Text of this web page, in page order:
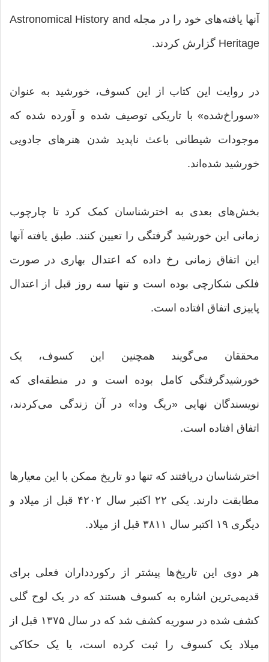
آنها یافته‌های خود را در مجله Astronomical History and
Heritage گزارش کردند.
در روایت این کتاب از این کسوف، خورشید به ‌عنوان
«سوراخ‌شده» با تاریکی توصیف شده و آورده شده که
موجودات شیطانی باعث ناپدید شدن هنرهای جادویی
خورشید شده‌اند.
بخش‌های بعدی به اخترشناسان کمک کرد تا چارچوب
زمانی این خورشید گرفتگی را تعیین کنند. طبق یافته آنها
این اتفاق زمانی رخ داده که اعتدال بهاری در صورت
فلکی شکارچی بوده است و تنها سه روز قبل از اعتدال
پاییزی اتفاق افتاده است.
محققان می‌گویند همچنین این کسوف، یک
خورشیدگرفتگی کامل بوده است و در منطقه‌ای که
نویسندگان نهایی «ریگ ودا» در آن زندگی می‌کردند،
اتفاق افتاده است.
اخترشناسان دریافتند که تنها دو تاریخ ممکن با این معیارها
مطابقت دارند. یکی ۲۲ اکتبر سال ۴۲۰۲ قبل از میلاد و
دیگری ۱۹ اکتبر سال ۳۸۱۱ قبل از میلاد.
هر دوی این تاریخ‌ها پیشتر از رکوردداران فعلی برای
قدیمی‌ترین اشاره به کسوف هستند که در یک لوح گلی
کشف شده در سوریه کشف شد که در سال ۱۳۷۵ قبل از
میلاد یک کسوف را ثبت کرده است، یا یک حکاکی